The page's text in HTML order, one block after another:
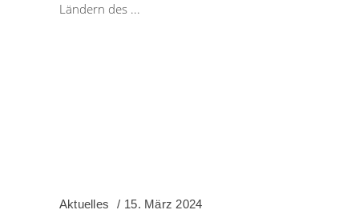
Ländern des
Aktuelles 15. März 2024